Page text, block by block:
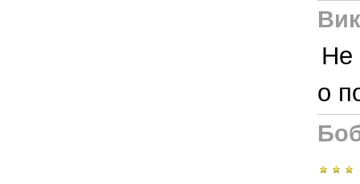
Не
о